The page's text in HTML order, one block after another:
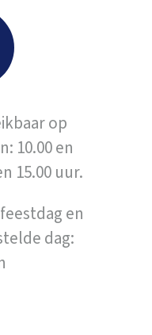
op
10.00 en
15.00 uur.
en
dag: